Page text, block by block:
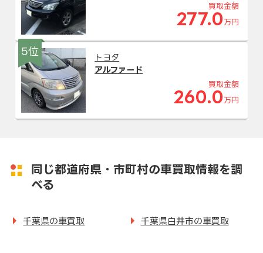
買取金額
277.0 万円
5位
トヨタ
アルファード
買取金額
260.0 万円
同じ都道府県・市町村の車買取情報を調
べる
千葉県の車買取 千葉県白井市の車買取